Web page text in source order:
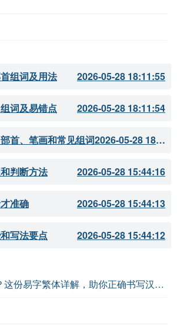
组词及用法
2026-05-28 18:11:55
词及易错点 2026-05-28 18:11:54
首、笔画和常见组词 2026-05-28 18:11:51
判断方法 2026-05-28 15:44:16
准确 2026-05-28 15:44:13
写法要点 2026-05-28 15:44:12
易的繁体字怎么写？这份易字繁体详解，助你正确书写汉字_汉字繁体学习